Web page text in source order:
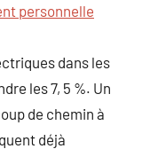
personnelle
dans les
les 7, 5 %. Un
de chemin à
déjà